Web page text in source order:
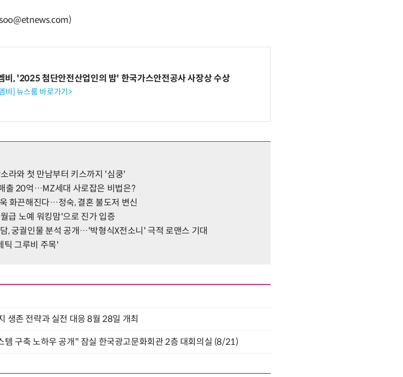
비, '2025 첨단안전산업인의 밤' 한국가스안전공사 사장상 수상
비] 뉴스룸 바로가기>
라와 첫 만남부터 키스까지 '심쿵'
출 20억…MZ세대 사로잡은 비법은?
화끈해진다…정숙, 결혼 불도저 변신
급 노예 워킹맘'으로 진가 입증
궁궐인물 분석 공개…'박형식X전소니' 극적 로맨스 기대
틱 그루비 주목'
생존 전략과 실전 대응 8월 28일 개최
템 구축 노하우 공개" 잠실 한국광고문화회관 2층 대회의실 (8/21)